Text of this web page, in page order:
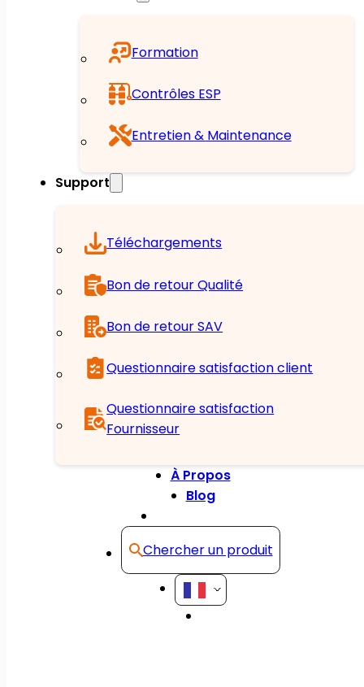
Formation
Contrôles ESP
Entretien & Maintenance
Support
Téléchargements
Bon de retour Qualité
Bon de retour SAV
Questionnaire satisfaction client
Questionnaire satisfaction
Fournisseur
À Propos
Blog
Chercher un produit